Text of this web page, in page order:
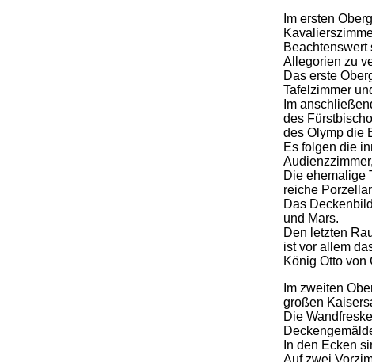
Im ersten
Allegorien zu
Das erste
Tafelzimmer
Im
des
des Olymp die
Es folgen die
Die ehemalige
reiche
Das
und Mars.
Den letzten
ist vor allem
König Otto von
Im zweiten
großen
Die
In den Ecken
Auf zwei